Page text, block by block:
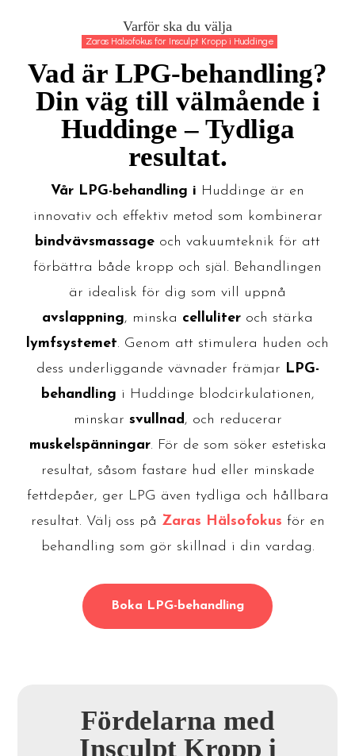
Varför ska du välja
Zaras Hälsofokus för Insculpt Kropp i Huddinge
Vad är LPG-behandling?
Din väg till välmående i
Huddinge – Tydliga
resultat.
Vår LPG-behandling i Huddinge är en
innovativ och effektiv metod som kombinerar
bindvävsmassage och vakuumteknik för att
förbättra både kropp och själ. Behandlingen
är idealisk för dig som vill uppnå
avslappning, minska celluliter och stärka
lymfsystemet. Genom att stimulera huden och
dess underliggande vävnader främjar LPG-
behandling i Huddinge blodcirkulationen,
minskar svullnad , och reducerar
muskelspänningar. För de som söker estetiska
resultat, såsom fastare hud eller minskade
fettdepåer, ger LPG även tydliga och hållbara
resultat. Välj oss på Zaras Hälsofokus för en
behandling som gör skillnad i din vardag.
Boka LPG-behandling
Fördelarna med
Insculpt Kropp i